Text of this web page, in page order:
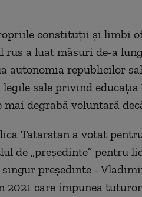
constituții și limbi
rus a luat măsuri de-a
autonomia republicilor
sale privind
degrabă voluntară
Tatarstan a votat
de „președinte” pentru
președinte -
2021 care impunea